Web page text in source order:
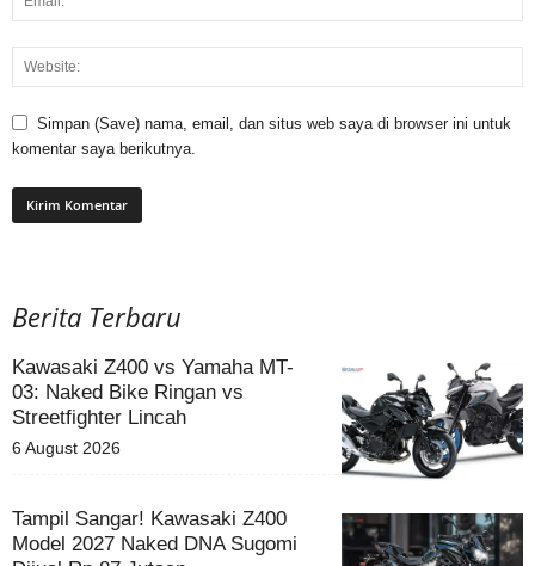
Simpan (Save) nama, email, dan situs web saya di browser ini untuk
komentar saya berikutnya.
Berita Terbaru
Kawasaki Z400 vs Yamaha MT-
03: Naked Bike Ringan vs
Streetfighter Lincah
6 August 2026
Tampil Sangar! Kawasaki Z400
Model 2027 Naked DNA Sugomi